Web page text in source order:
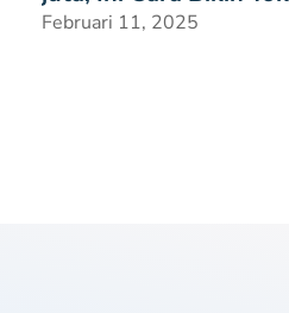
Februari 11, 2025